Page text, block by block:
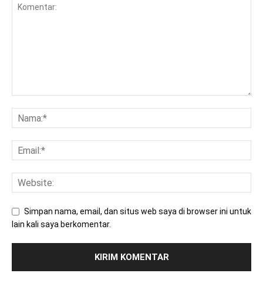
Simpan nama, email, dan situs web saya di browser ini untuk
lain kali saya berkomentar.